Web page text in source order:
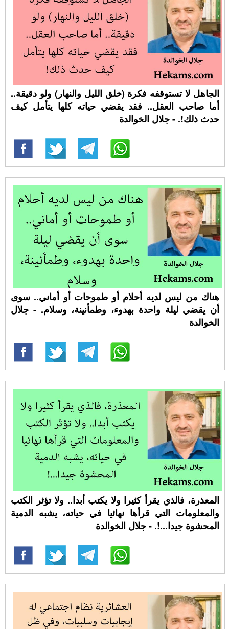
الجاهل لا تستوقفه فكرة (خلق الليل والنهار) ولو دقيقة..
أما صاحب العقل.. فقد يقضي حياته كلها يتأمل كيف
حدث ذلك!. - جلال الخوالدة
هناك من ليس لديه أحلام أو طموحات أو أماني.. سوى
أن يقضي ليلة واحدة بهدوء، وطمأنينة، وسلام. - جلال
الخوالدة
المعذرة، فالذي يقرأ كثيرا ولا يكتب أبدا.. ولا تؤثر الكتب
والمعلومات التي قرأها نهائيا في حياته، يشبه الدمية
المحشوة جيدا...!. - جلال الخوالدة